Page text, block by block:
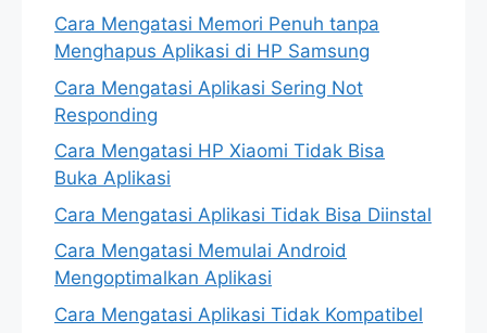
Cara Mengatasi Memori Penuh tanpa
Menghapus Aplikasi di HP Samsung
Cara Mengatasi Aplikasi Sering Not
Responding
Cara Mengatasi HP Xiaomi Tidak Bisa
Buka Aplikasi
Cara Mengatasi Aplikasi Tidak Bisa Diinstal
Cara Mengatasi Memulai Android
Mengoptimalkan Aplikasi
Cara Mengatasi Aplikasi Tidak Kompatibel